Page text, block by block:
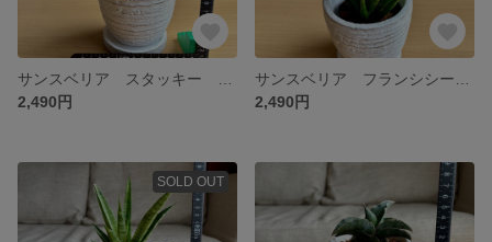
2,490円
2,490円
SOLD OUT